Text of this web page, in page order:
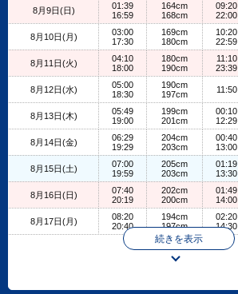
8月9日(日)
01:39
16:59
164cm
168cm
09:20
22:00
8月10日(月)
03:00
17:30
169cm
180cm
10:20
22:59
8月11日(火)
04:10
18:00
180cm
190cm
11:10
23:39
8月12日(水)
05:00
18:30
190cm
197cm
11:50
8月13日(木)
05:49
19:00
199cm
201cm
00:10
12:29
8月14日(金)
06:29
19:29
204cm
203cm
00:40
13:00
8月15日(土)
07:00
19:59
205cm
203cm
01:19
13:30
8月16日(日)
07:40
20:19
202cm
200cm
01:49
14:00
8月17日(月)
08:20
20:40
194cm
197cm
02:20
14:30
続きを表示